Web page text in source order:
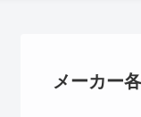
メーカー